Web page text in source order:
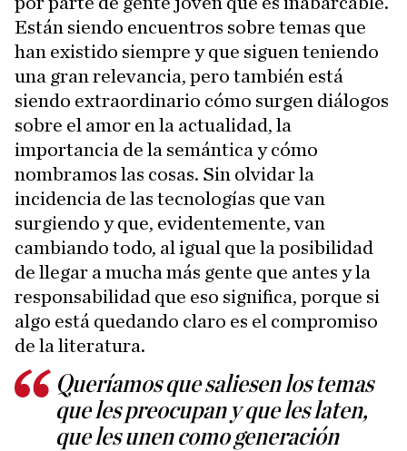
Están siendo encuentros sobre temas que
han existido siempre y que siguen teniendo
una gran relevancia, pero también está
siendo extraordinario cómo surgen diálogos
sobre el amor en la actualidad, la
importancia de la semántica y cómo
nombramos las cosas. Sin olvidar la
incidencia de las tecnologías que van
surgiendo y que, evidentemente, van
cambiando todo, al igual que la posibilidad
de llegar a mucha más gente que antes y la
responsabilidad que eso significa, porque si
algo está quedando claro es el compromiso
de la literatura.
Queríamos que saliesen los temas
que les preocupan y que les laten,
que les unen como generación